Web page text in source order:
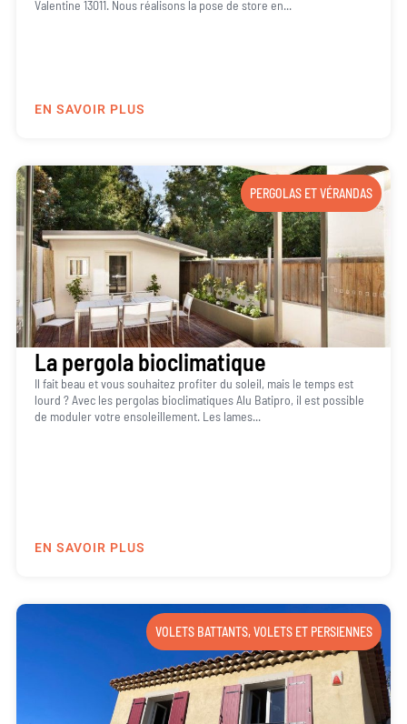
Valentine 13011. Nous réalisons la pose de store en...
EN SAVOIR PLUS
PERGOLAS ET VÉRANDAS
La pergola bioclimatique
Il fait beau et vous souhaitez profiter du soleil, mais le temps est
lourd ? Avec les pergolas bioclimatiques Alu Batipro, il est possible
de moduler votre ensoleillement. Les lames...
EN SAVOIR PLUS
VOLETS BATTANTS,VOLETS ET PERSIENNES